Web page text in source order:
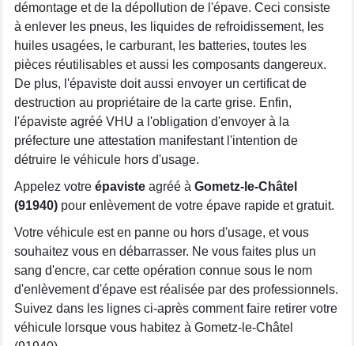
démontage et de la dépollution de l'épave. Ceci consiste
à enlever les pneus, les liquides de refroidissement, les
huiles usagées, le carburant, les batteries, toutes les
pièces réutilisables et aussi les composants dangereux.
De plus, l'épaviste doit aussi envoyer un certificat de
destruction au propriétaire de la carte grise. Enfin,
l'épaviste agréé VHU a l'obligation d'envoyer à la
préfecture une attestation manifestant l'intention de
détruire le véhicule hors d'usage.
Appelez votre épaviste agréé à Gometz-le-Châtel
(91940) pour enlèvement de votre épave rapide et gratuit.
Votre véhicule est en panne ou hors d'usage, et vous
souhaitez vous en débarrasser. Ne vous faites plus un
sang d'encre, car cette opération connue sous le nom
d'enlèvement d'épave est réalisée par des professionnels.
Suivez dans les lignes ci-après comment faire retirer votre
véhicule lorsque vous habitez à Gometz-le-Châtel